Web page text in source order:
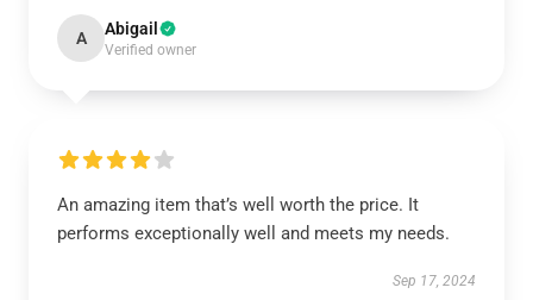
A Abigail
Verified owner
An amazing item that’s well worth the price. It
performs exceptionally well and meets my needs.
Sep 17, 2024